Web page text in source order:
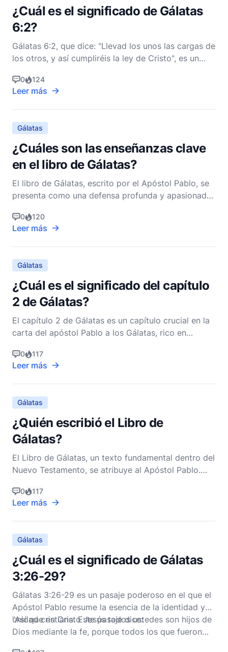
¿Cuál es el significado de Gálatas
6:2?
Gálatas 6:2, que dice: "Llevad los unos las cargas de
los otros, y así cumpliréis la ley de Cristo", es un
elementos clave de la vida y teología cristiana. Este
versículo se encuentra en la carta de Pablo a los
Gálatas, un texto rico en temas de liber
0 124
Leer más
Gálatas
¿Cuáles son las enseñanzas clave
en el libro de Gálatas?
El libro de Gálatas, escrito por el Apóstol Pablo, se
presenta como una defensa profunda y apasionada
relacionadas con la fe, la ley, la libertad y el papel
del Espíritu Santo en la vida de los creyentes. En
esta epístola, Pablo enfrenta los desafí
0 120
Leer más
Gálatas
¿Cuál es el significado del capítulo
2 de Gálatas?
El capítulo 2 de Gálatas es un capítulo crucial en la
carta del apóstol Pablo a los Gálatas, rico en
capítulo es fundamental para entender la lucha de la
iglesia cristiana primitiva con la integración de los
creyentes gentiles y el papel de la Ley Mos
0 117
Leer más
Gálatas
¿Quién escribió el Libro de
Gálatas?
El Libro de Gálatas, un texto fundamental dentro del
Nuevo Testamento, se atribuye al Apóstol Pablo.
sino que también está respaldada por la evidencia
interna dentro de la carta misma. La epístola
comienza con una clara declaración de autoría: "P
0 117
Leer más
Gálatas
¿Cuál es el significado de Gálatas
3:26-29?
Gálatas 3:26-29 es un pasaje poderoso en el que el
Apóstol Pablo resume la esencia de la identidad y
unidad cristiana. Este pasaje dice:
"Así que en Cristo Jesús todos ustedes son hijos de
Dios mediante la fe, porque todos los que fueron